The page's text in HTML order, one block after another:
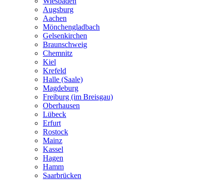
Augsburg
Aachen
Mönchengladbach
Gelsenkirchen
Braunschweig
Chemnitz
Kiel
Krefeld
Halle (Saale)
Magdeburg
Freiburg (im Breisgau)
Oberhausen
Lübeck
Erfurt
Rostock
Mainz
Kassel
Hagen
Hamm
Saarbrücken